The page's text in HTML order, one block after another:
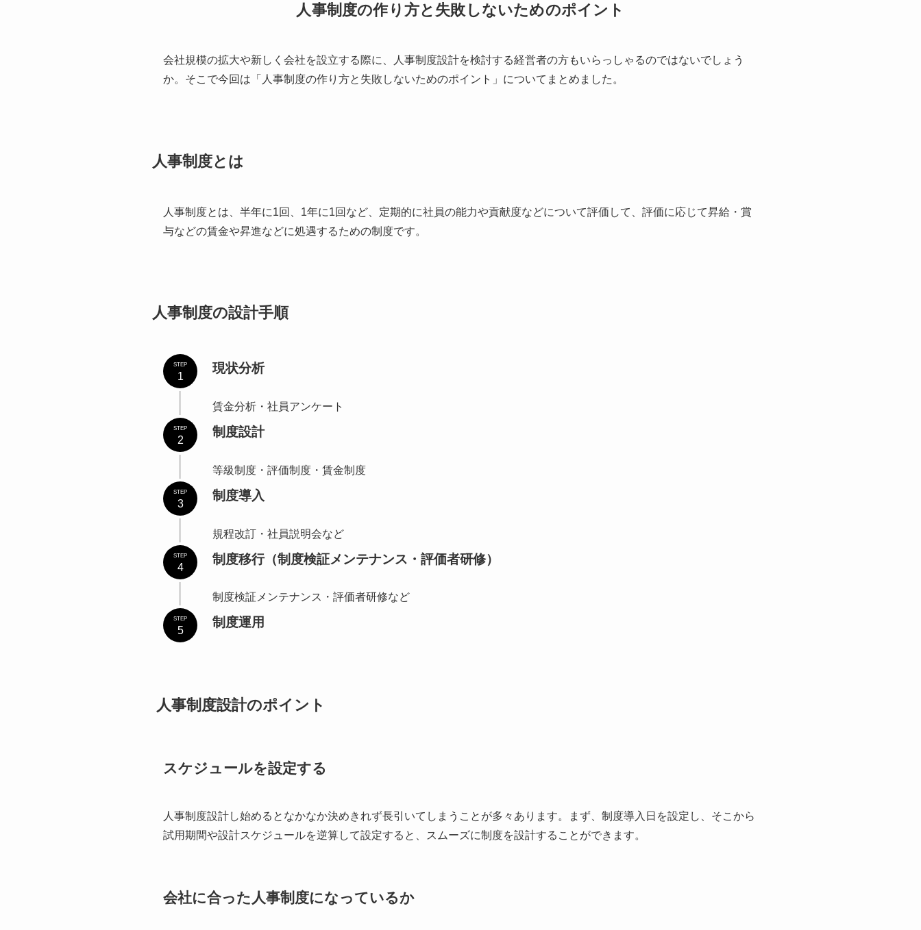
人事制度の作り方と失敗しないためのポイント
会社規模の拡大や新しく会社を設立する際に、人事制度設計を検討する経営者の方もいらっしゃるのではないでしょう
か。そこで今回は「人事制度の作り方と失敗しないためのポイント」についてまとめました。
人事制度とは
人事制度とは、半年に1回、1年に1回など、定期的に社員の能力や貢献度などについて評価して、評価に応じて昇給・賞
与などの賃金や昇進などに処遇するための制度です。
人事制度の設計手順
現状分析
賃金分析・社員アンケート
STEP
1
制度設計
等級制度・評価制度・賃金制度
STEP
2
制度導入
規程改訂・社員説明会など
STEP
3
制度移行（制度検証メンテナンス・評価者研修）
制度検証メンテナンス・評価者研修など
STEP
4
制度運用
STEP
5
人事制度設計のポイント
スケジュールを設定する
人事制度設計し始めるとなかなか決めきれず長引いてしまうことが多々あります。まず、制度導入日を設定し、そこから
試用期間や設計スケジュールを逆算して設定すると、スムーズに制度を設計することができます。
会社に合った人事制度になっているか